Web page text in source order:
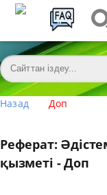
Назад Доп
Реферат:
қызметі - Доп